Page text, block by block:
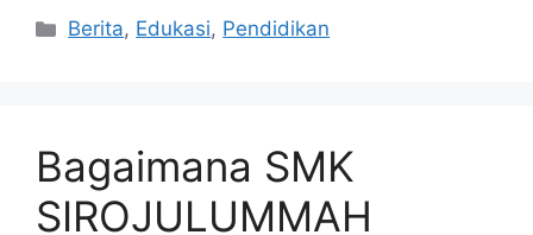
Kategori
Berita, Edukasi, Pendidikan
Bagaimana SMK
SIROJULUMMAH